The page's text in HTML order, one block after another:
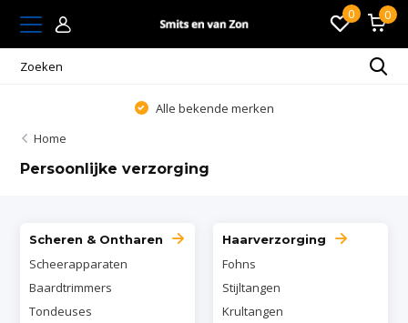
0 0
Alle bekende merken
Home
Persoonlijke verzorging
Scheren & Ontharen
Scheerapparaten
Baardtrimmers
Tondeuses
Haarverzorging
Fohns
Stijltangen
Krultangen